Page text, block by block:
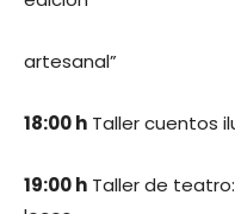
artesanal”
18:00 h Taller cuentos
19:00 h Taller de